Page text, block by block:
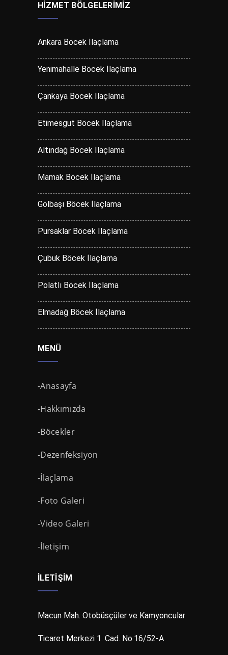
HIZMET BÖLGELERIMIZ
Ankara Böcek İlaçlama
Yenimahalle Böcek İlaçlama
Çankaya Böcek İlaçlama
Etimesgut Böcek İlaçlama
Altındağ Böcek İlaçlama
Mamak Böcek İlaçlama
Gölbaşı Böcek İlaçlama
Pursaklar Böcek İlaçlama
Çubuk Böcek İlaçlama
Polatlı Böcek İlaçlama
Elmadağ Böcek İlaçlama
MENÜ
-Anasayfa
-Hakkımızda
-Böcekler
-Dezenfeksiyon
-İlaçlama
-Foto Galeri
-Video Galeri
-İletişim
İLETIŞIM
Macun Mah. Otobüsçüler ve Kamyoncular
Ticaret Merkezi 1. Cad. No:16/52-A